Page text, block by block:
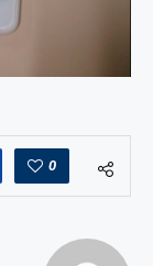
0